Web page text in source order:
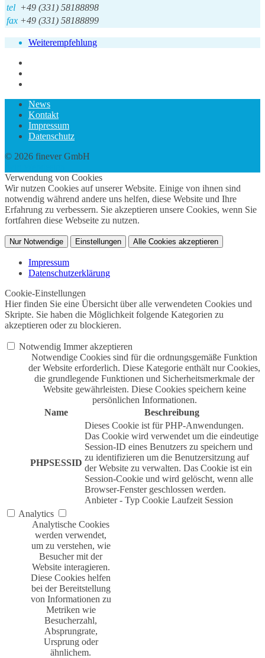
tel +49 (331) 58188898
fax +49 (331) 58188899
Weiterempfehlung
News
Kontakt
Impressum
Datenschutz
© 2026 finever GmbH
Verwendung von Cookies
Wir nutzen Cookies auf unserer Website. Einige von ihnen sind
notwendig während andere uns helfen, diese Website und Ihre
Erfahrung zu verbessern. Sie akzeptieren unsere Cookies, wenn Sie
fortfahren diese Webseite zu nutzen.
Nur Notwendige Einstellungen Alle Cookies akzeptieren
Impressum
Datenschutzerklärung
Cookie-Einstellungen
Hier finden Sie eine Übersicht über alle verwendeten Cookies und
Skripte. Sie haben die Möglichkeit folgende Kategorien zu
akzeptieren oder zu blockieren.
Notwendig Immer akzeptieren
Notwendige Cookies sind für die ordnungsgemäße Funktion
der Website erforderlich. Diese Kategorie enthält nur Cookies,
die grundlegende Funktionen und Sicherheitsmerkmale der
Website gewährleisten. Diese Cookies speichern keine
persönlichen Informationen.
Name
Beschreibung
PHPSESSID
Dieses Cookie ist für PHP-Anwendungen.
Das Cookie wird verwendet um die eindeutige
Session-ID eines Benutzers zu speichern und
zu identifizieren um die Benutzersitzung auf
der Website zu verwalten. Das Cookie ist ein
Session-Cookie und wird gelöscht, wenn alle
Browser-Fenster geschlossen werden.
Anbieter - Typ Cookie Laufzeit Session
Analytics
Analytische Cookies
werden verwendet,
um zu verstehen, wie
Besucher mit der
Website interagieren.
Diese Cookies helfen
bei der Bereitstellung
von Informationen zu
Metriken wie
Besucherzahl,
Absprungrate,
Ursprung oder
ähnlichem.